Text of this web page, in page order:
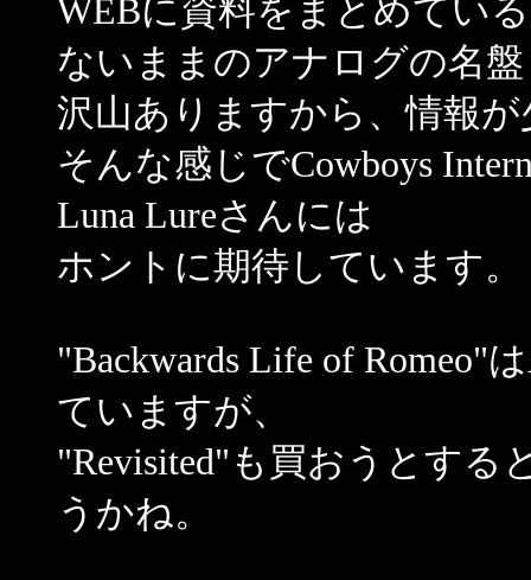
WEBに資料をまとめてい
ないままのアナログの名
沢山ありますから、情報
そんな感じでCowboys
Luna Lureさんには
ホントに期待しています。
"Backwards Life of Romeo"
ていますが、
"Revisited"も買おうとする
うかね。